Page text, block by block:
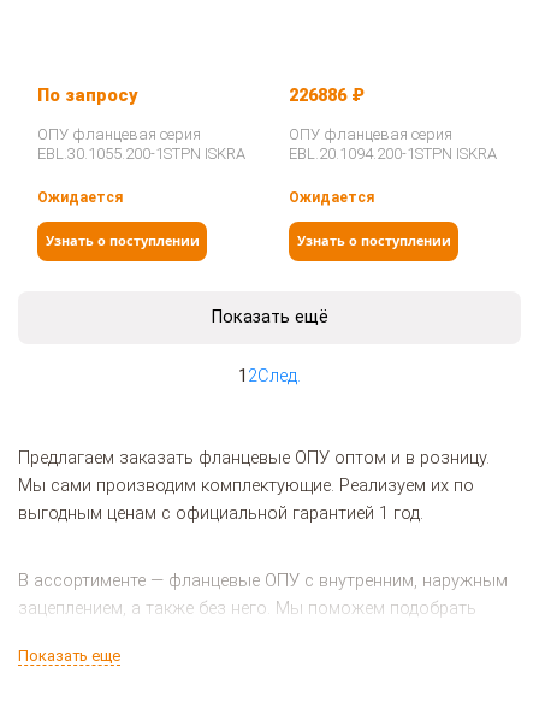
По запросу
ОПУ фланцевая серия
EBL.30.1055.200-1STPN ISKRA
Ожидается
Узнать о поступлении
226886 ₽
ОПУ фланцевая серия
EBL.20.1094.200-1STPN ISKRA
Ожидается
Узнать о поступлении
Показать ещё
1 2След.
Предлагаем заказать фланцевые ОПУ оптом и в розницу.
Мы сами производим комплектующие. Реализуем их по
выгодным ценам с официальной гарантией 1 год.
В ассортименте — фланцевые ОПУ с внутренним, наружным
зацеплением, а также без него. Мы поможем подобрать
и другим параметрам.
Показать еще